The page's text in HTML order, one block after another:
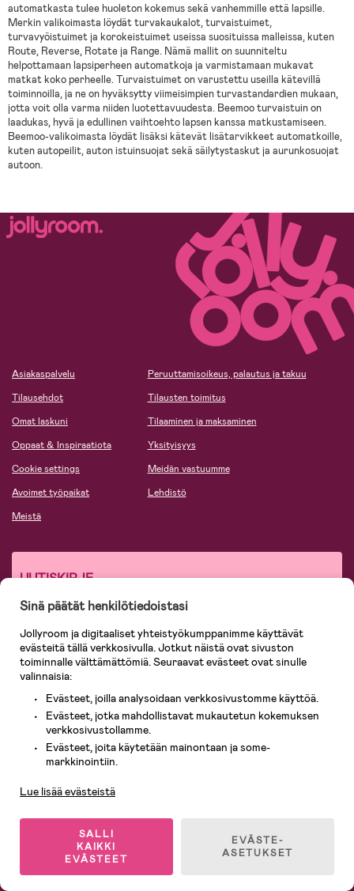
automatkasta tulee huoleton kokemus sekä vanhemmille että lapsille.
Merkin valikoimasta löydät turvakaukalot, turvaistuimet,
turvavyöistuimet ja korokeistuimet useissa suosituissa malleissa, kuten
Route, Reverse, Rotate ja Range. Nämä mallit on suunniteltu
helpottamaan lapsiperheen automatkoja ja varmistamaan mukavat
matkat koko perheelle. Turvaistuimet on varustettu useilla kätevillä
toiminnoilla, ja ne on hyväksytty viimeisimpien turvastandardien mukaan,
jotta voit olla varma niiden luotettavuudesta. Beemoo turvaistuin on
laadukas, hyvä ja edullinen vaihtoehto lapsen kanssa matkustamiseen.
Beemoo-valikoimasta löydät lisäksi kätevät lisätarvikkeet automatkoille,
kuten autopeilit, auton istuinsuojat sekä säilytystaskut ja aurunkosuojat
autoon.
Asiakaspalvelu
Tilausehdot
Omat laskuni
Oppaat & Inspiraatiota
Cookie settings
Avoimet työpaikat
Meistä
Peruuttamisoikeus, palautus ja takuu
Tilausten toimitus
Tilaaminen ja maksaminen
Yksityisyys
Meidän vastuumme
Lehdistö
UUTISKIRJE
Tilaa uutiskirjeemme saadaksesi erityisetuja!
Email*
Kyllä kiitos!
alennuksia, tarjouksia ja uutisia. Hyväksyn siten henkilötietojeni
käsittelyn ohessa mainituilla tavoilla.
Uutiskirjeemme käyttää evästeitä ja muita vastaavia tekniikoita, joilla
mitataan avaamisastetta ja asiakkaidemme kiinnostusta
tarjouksiamme kohtaan. Niiden avulla myös luodaan kohdennettua
mainontaa, sisältömarkkinointia sekä tilastoja asiakkaistamme.
evästeistä. Voit milloin tahansa perua suostumuksesi henkilötietojesi
tilauksen.
Sinä päätät henkilötiedoistasi
Jollyroom ja digitaaliset yhteistyökumppanimme käyttävät
evästeitä tällä verkkosivulla. Jotkut näistä ovat sivuston
toiminnalle välttämättömiä. Seuraavat evästeet ovat sinulle
valinnaisia:
Evästeet, joilla analysoidaan verkkosivustomme käyttöä.
Evästeet, jotka mahdollistavat mukautetun kokemuksen
verkkosivustollamme.
Evästeet, joita käytetään mainontaan ja some-
markkinointiin.
Lue lisää evästeistä
SALLI
KAIKKI
EVÄSTEET
EVÄSTE-
ASETUKSET